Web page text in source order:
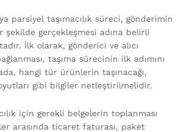
parsiyel taşımacılık süreci, gönderimin
şekilde gerçekleşmesi adına belirli
İlk olarak, gönderici ve alıcı
taşıma sürecinin ilk adımını
hangi tür ürünlerin taşınacağı,
gibi bilgiler netleştirilmelidir.
için gerekli belgelerin toplanması
arasında ticaret faturası, paket